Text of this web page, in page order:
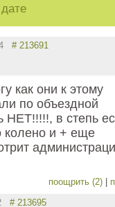
# 213691
как они к этому
по объездной
НЕТ!!!!!, в степь
колено и + еще
поощрить (2) |
# 213695